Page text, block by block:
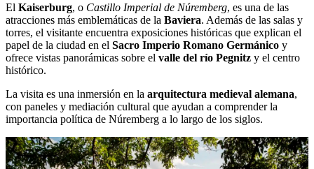
El Kaiserburg, o Castillo Imperial de Núremberg, es una de las
atracciones más emblemáticas de la Baviera. Además de las salas y
torres, el visitante encuentra exposiciones históricas que explican el
papel de la ciudad en el Sacro Imperio Romano Germánico y
ofrece vistas panorámicas sobre el valle del río Pegnitz y el centro
histórico.
La visita es una inmersión en la arquitectura medieval alemana,
con paneles y mediación cultural que ayudan a comprender la
importancia política de Núremberg a lo largo de los siglos.